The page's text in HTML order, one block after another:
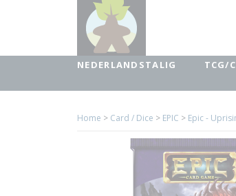
NEDERLANDSTALIG TCG/
Home > Card / Dice > EPIC > Epic -